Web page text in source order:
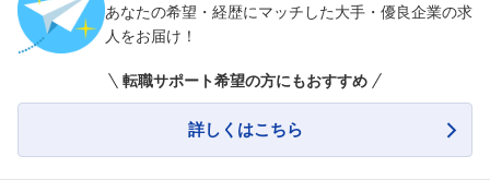
あなたの希望・経歴にマッチした大手・優良企業の求
人をお届け！
転職サポート希望の方にもおすすめ
詳しくはこちら